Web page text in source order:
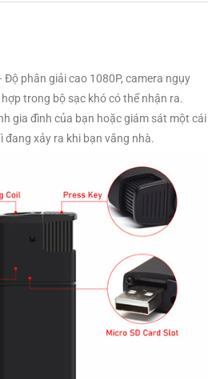
Độ phân giải cao 1080P, camera ngụy
trong bộ sạc khó có thể nhận ra.
gia đình của bạn hoặc giám sát một cái
đang xảy ra khi bạn vắng nhà.